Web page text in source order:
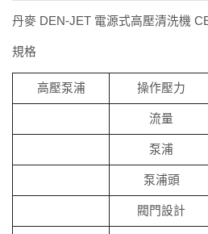
丹麥 DEN-JET 電源式高壓清洗機
規格
高壓泵浦 操作壓力
流量
泵浦
泵浦頭
閥門設計